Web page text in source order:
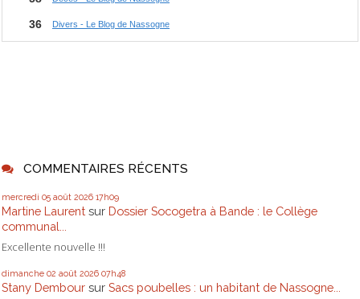
COMMENTAIRES RÉCENTS
mercredi 05 août 2026 17h09
Martine Laurent sur Dossier Socogetra à Bande : le Collège
communal...
Excellente nouvelle !!!
dimanche 02 août 2026 07h48
Stany Dembour sur Sacs poubelles : un habitant de Nassogne...